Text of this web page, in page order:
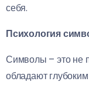
себя.
Психология
Символы – это не
обладают